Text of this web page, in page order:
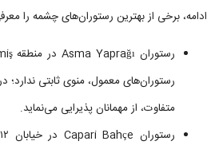
ادامه، برخی از بهترین رستوران‌های چشمه را
رستوران‌های معمول، منوی ثابتی ندارد؛
متفاوت، از مهمانان پذیرایی می‌نماید.